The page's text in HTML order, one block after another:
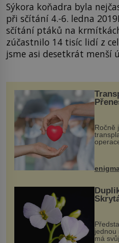
Sýkora koňadra byla
při sčítání 4.-6. ledna
sčítání ptáků na
zúčastnilo 14 tisíc lidí z
jsme asi desetkrát menší
Ročně
jednou
má